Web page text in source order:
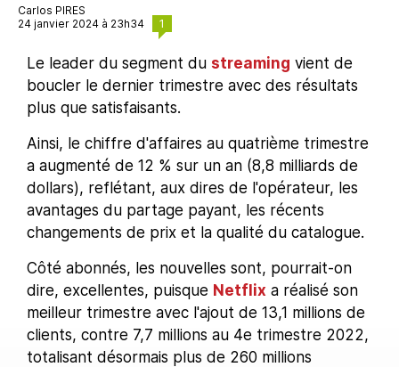
Carlos PIRES
24 janvier 2024 à 23h34
1
Le leader du segment du streaming vient de
boucler le dernier trimestre avec des résultats
plus que satisfaisants.
Ainsi, le chiffre d'affaires au quatrième trimestre
a augmenté de 12 % sur un an (8,8 milliards de
dollars), reflétant, aux dires de l'opérateur, les
avantages du partage payant, les récents
changements de prix et la qualité du catalogue.
Côté abonnés, les nouvelles sont, pourrait-on
dire, excellentes, puisque Netflix a réalisé son
meilleur trimestre avec l'ajout de 13,1 millions de
clients, contre 7,7 millions au 4e trimestre 2022,
totalisant désormais plus de 260 millions